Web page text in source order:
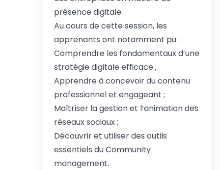
présence digitale.
Au cours de cette session, les
apprenants ont notamment pu :
Comprendre les fondamentaux d’une
stratégie digitale efficace ;
Apprendre à concevoir du contenu
professionnel et engageant ;
Maîtriser la gestion et l’animation des
réseaux sociaux ;
Découvrir et utiliser des outils
essentiels du Community
management.